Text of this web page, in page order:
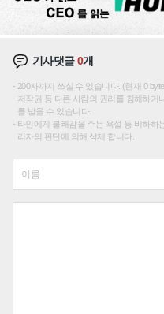
기사댓글0개
200자까지 쓰실 수 있습니다. (현재 0
저작권 등 다른 사람의 권리를 침해하거
를 받을 수 있습니다.
타인에게 불쾌감을 주는 욕설 등 비하하
리자의 판단에 의해 삭제 합니다.